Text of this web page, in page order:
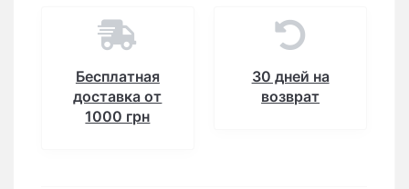
Бесплатная
доставка от
1000 грн
30 дней на
возврат